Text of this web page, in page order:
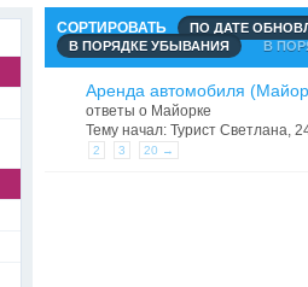
СОРТИРОВАТЬ ПО ДАТЕ
В ПОРЯДКЕ УБЫВАНИЯ В
Аренда автомобиля
ответы о Майорке
Тему начал: Турист Светлана,
2
3 20 →